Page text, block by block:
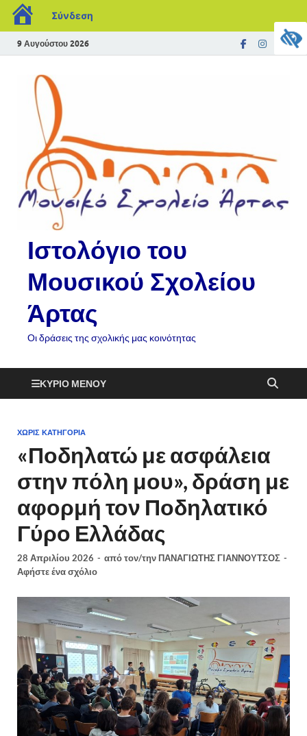
Σύνδεση
9 Αυγούστου 2026
Ιστολόγιο του
Μουσικού Σχολείου
Άρτας
Οι δράσεις της σχολικής μας κοινότητας
ΚΎΡΙΟ ΜΕΝΟΎ
ΧΩΡΊΣ ΚΑΤΗΓΟΡΊΑ
«Ποδηλατώ με ασφάλεια
στην πόλη μου», δράση με
αφορμή τον Ποδηλατικό
Γύρο Ελλάδας
28 Απριλίου 2026 - από τον/την ΠΑΝΑΓΙΩΤΗΣ ΓΙΑΝΝΟΥΤΣΟΣ -
Αφήστε ένα σχόλιο